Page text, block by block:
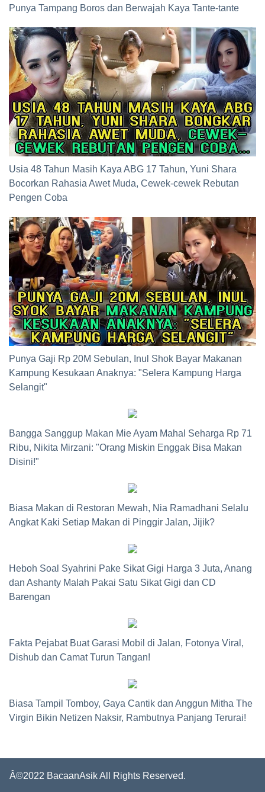
Punya Tampang Boros dan Berwajah Kaya Tante-tante
Usia 48 Tahun Masih Kaya ABG 17 Tahun, Yuni Shara
Bocorkan Rahasia Awet Muda, Cewek-cewek Rebutan
Pengen Coba
Punya Gaji Rp 20M Sebulan, Inul Shok Bayar Makanan
Kampung Kesukaan Anaknya: "Selera Kampung Harga
Selangit"
Bangga Sanggup Makan Mie Ayam Mahal Seharga Rp 71
Ribu, Nikita Mirzani: "Orang Miskin Enggak Bisa Makan
Disini!"
Biasa Makan di Restoran Mewah, Nia Ramadhani Selalu
Angkat Kaki Setiap Makan di Pinggir Jalan, Jijik?
Heboh Soal Syahrini Pake Sikat Gigi Harga 3 Juta, Anang
dan Ashanty Malah Pakai Satu Sikat Gigi dan CD
Barengan
Fakta Pejabat Buat Garasi Mobil di Jalan, Fotonya Viral,
Dishub dan Camat Turun Tangan!
Biasa Tampil Tomboy, Gaya Cantik dan Anggun Mitha The
Virgin Bikin Netizen Naksir, Rambutnya Panjang Terurai!
Â©2022 BacaanAsik All Rights Reserved.